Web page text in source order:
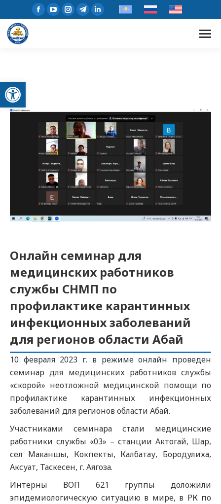
Открыть панель инструментов
Онлайн семинар для
медицинских работников
службы СНМП по
профилактике карантинных
инфекционных заболеваний
для регионов области Абай
10 февраля 2023 г. в режиме онлайн проведен
семинар для медицинских работников службы
«скорой» неотложной медицинской помощи по
профилактике карантинных инфекционных
заболеваний для регионов области Абай.
Участниками семинара стали медицинские
работники службы «03» – станции Актогай, Шар,
сел Маканшы, Кокпекты, Калбатау, Бородулиха,
Аксуат, Таскесен, г. Аягоза.
Интерны ВОП 621 группы доложили
эпидемиологическую ситуацию в мире, в РК по